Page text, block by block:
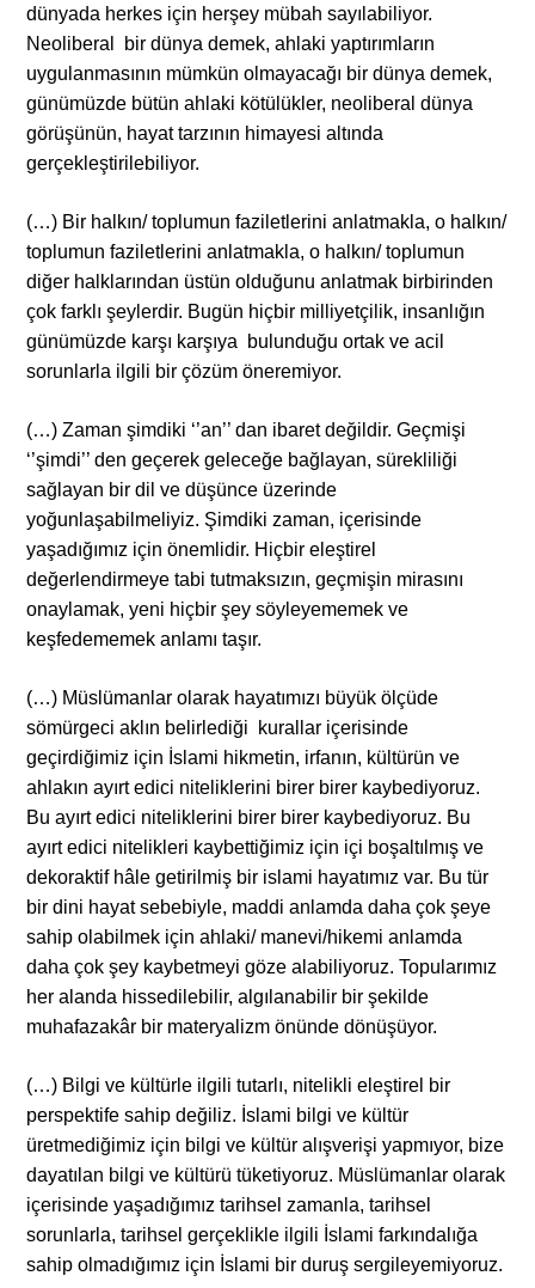
dünyada herkes için herşey mübah sayılabiliyor.
Neoliberal bir dünya demek, ahlaki yaptırımların
uygulanmasının mümkün olmayacağı bir dünya demek,
günümüzde bütün ahlaki kötülükler, neoliberal dünya
görüşünün, hayat tarzının himayesi altında
gerçekleştirilebiliyor.
(…) Bir halkın/ toplumun faziletlerini anlatmakla, o halkın/
toplumun faziletlerini anlatmakla, o halkın/ toplumun
diğer halklarından üstün olduğunu anlatmak birbirinden
çok farklı şeylerdir. Bugün hiçbir milliyetçilik, insanlığın
günümüzde karşı karşıya bulunduğu ortak ve acil
sorunlarla ilgili bir çözüm öneremiyor.
(…) Zaman şimdiki ‘’an’’ dan ibaret değildir. Geçmişi
‘’şimdi’’ den geçerek geleceğe bağlayan, sürekliliği
sağlayan bir dil ve düşünce üzerinde
yoğunlaşabilmeliyiz. Şimdiki zaman, içerisinde
yaşadığımız için önemlidir. Hiçbir eleştirel
değerlendirmeye tabi tutmaksızın, geçmişin mirasını
onaylamak, yeni hiçbir şey söyleyememek ve
keşfedememek anlamı taşır.
(…) Müslümanlar olarak hayatımızı büyük ölçüde
sömürgeci aklın belirlediği kurallar içerisinde
geçirdiğimiz için İslami hikmetin, irfanın, kültürün ve
ahlakın ayırt edici niteliklerini birer birer kaybediyoruz.
Bu ayırt edici niteliklerini birer birer kaybediyoruz. Bu
ayırt edici nitelikleri kaybettiğimiz için içi boşaltılmış ve
dekoraktif hâle getirilmiş bir islami hayatımız var. Bu tür
bir dini hayat sebebiyle, maddi anlamda daha çok şeye
sahip olabilmek için ahlaki/ manevi/hikemi anlamda
daha çok şey kaybetmeyi göze alabiliyoruz. Topularımız
her alanda hissedilebilir, algılanabilir bir şekilde
muhafazakâr bir materyalizm önünde dönüşüyor.
(…) Bilgi ve kültürle ilgili tutarlı, nitelikli eleştirel bir
perspektife sahip değiliz. İslami bilgi ve kültür
üretmediğimiz için bilgi ve kültür alışverişi yapmıyor, bize
dayatılan bilgi ve kültürü tüketiyoruz. Müslümanlar olarak
içerisinde yaşadığımız tarihsel zamanla, tarihsel
sorunlarla, tarihsel gerçeklikle ilgili İslami farkındalığa
sahip olmadığımız için İslami bir duruş sergileyemiyoruz.